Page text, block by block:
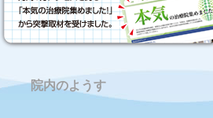
院内のようす